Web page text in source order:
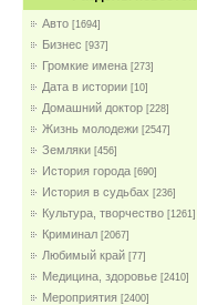
Авто [1694]
Бизнес [937]
Громкие имена [273]
Дата в истории [10]
Домашний доктор [228]
Жизнь молодежи [2547]
Земляки [456]
История города [690]
История в судьбах [236]
Культура, творчество [1261]
Криминал [2067]
Любимый край [77]
Медицина, здоровье [2410]
Мероприятия [2400]